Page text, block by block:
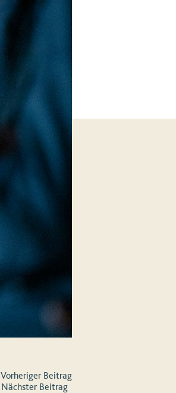
Vorheriger Beitrag
Nächster Beitrag